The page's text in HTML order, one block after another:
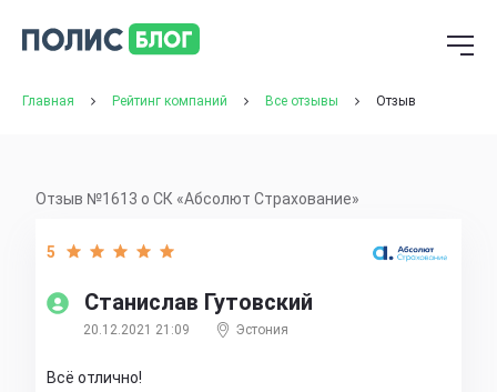
Главная Рейтинг компаний Все отзывы Отзыв
Отзыв №1613 о СК «Абсолют Страхование»
Станислав Гутовский
5
20.12.2021 21:09 Эстония
Всё отлично!